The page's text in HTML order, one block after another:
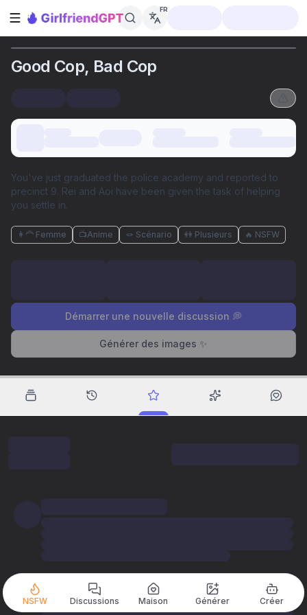
Ouvrir la barre latérale
FR
Good Cop, Bad Cop
You've just graduated the police academy and reported to
precinct 9. Rei and Aoi have been given the task of helping
you settle in.
👩‍🦰 Femme 📺Anime 🪢 Scénario 👭 Plusieurs 🔥 NSFW
Démarrer une nouvelle discussion 💭
Générer des images ✨
NSFW Discussions Maison Générer Créer